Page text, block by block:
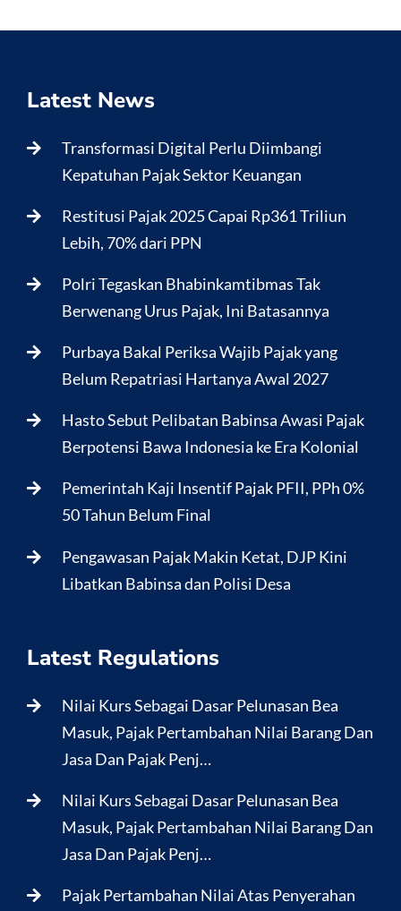
Latest News
Transformasi Digital Perlu Diimbangi
Kepatuhan Pajak Sektor Keuangan
Restitusi Pajak 2025 Capai Rp361 Triliun
Lebih, 70% dari PPN
Polri Tegaskan Bhabinkamtibmas Tak
Berwenang Urus Pajak, Ini Batasannya
Purbaya Bakal Periksa Wajib Pajak yang
Belum Repatriasi Hartanya Awal 2027
Hasto Sebut Pelibatan Babinsa Awasi Pajak
Berpotensi Bawa Indonesia ke Era Kolonial
Pemerintah Kaji Insentif Pajak PFII, PPh 0%
50 Tahun Belum Final
Pengawasan Pajak Makin Ketat, DJP Kini
Libatkan Babinsa dan Polisi Desa
Latest Regulations
Nilai Kurs Sebagai Dasar Pelunasan Bea
Masuk, Pajak Pertambahan Nilai Barang Dan
Jasa Dan Pajak Penj…
Nilai Kurs Sebagai Dasar Pelunasan Bea
Masuk, Pajak Pertambahan Nilai Barang Dan
Jasa Dan Pajak Penj…
Pajak Pertambahan Nilai Atas Penyerahan